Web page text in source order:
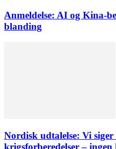
Anmeldelse: AI og Kina-
blanding
Nordisk udtalelse: Vi
krigsforberedelser –